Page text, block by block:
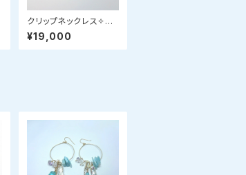
クリップネックレス✧パ
ール＆ラブラドライト✧s
tar bright jewelry
¥19,000